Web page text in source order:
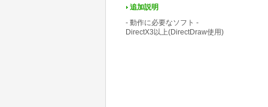
追加説明
- 動作に必要なソフト -
DirectX3以上(DirectDraw使用)